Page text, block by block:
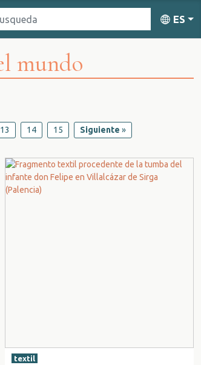
ES
mundo
13 14 15 Siguiente »
textil